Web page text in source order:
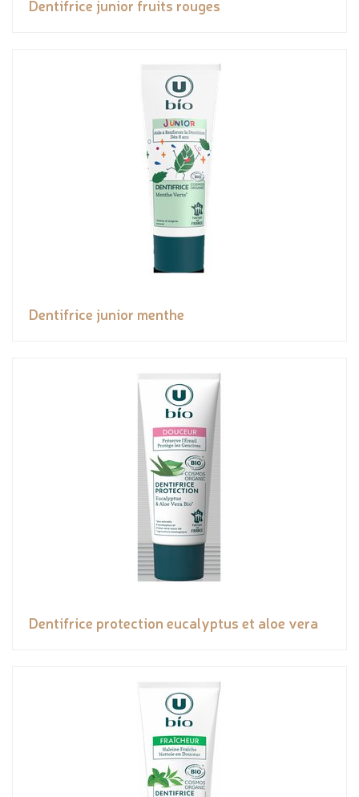
Dentifrice junior fruits rouges
Dentifrice junior menthe
Dentifrice protection eucalyptus et aloe vera